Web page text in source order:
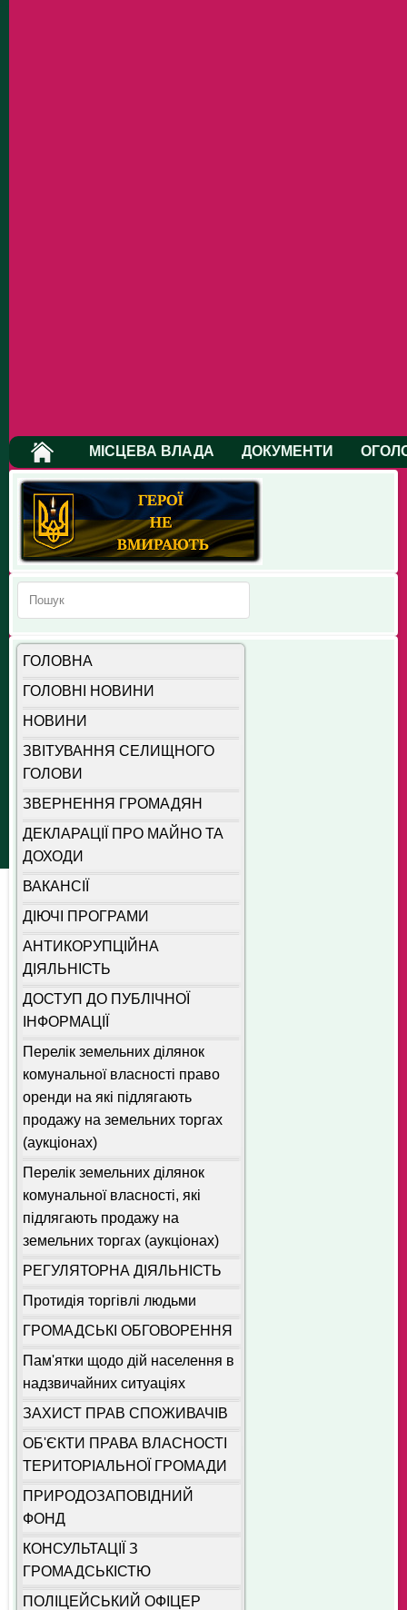
МІСЦЕВА ВЛАДА ДОКУМЕНТИ
ГОЛОВНА
ГОЛОВНІ НОВИНИ
НОВИНИ
ЗВІТУВАННЯ СЕЛИЩНОГО
ГОЛОВИ
ЗВЕРНЕННЯ ГРОМАДЯН
ДЕКЛАРАЦІЇ ПРО МАЙНО ТА
ДОХОДИ
ВАКАНСІЇ
ДІЮЧІ ПРОГРАМИ
АНТИКОРУПЦІЙНА
ДІЯЛЬНІСТЬ
ДОСТУП ДО ПУБЛІЧНОЇ
ІНФОРМАЦІЇ
Перелік земельних ділянок
комунальної власності право
оренди на які підлягають
продажу на земельних торгах
(аукціонах)
Перелік земельних ділянок
комунальної власності, які
підлягають продажу на
земельних торгах (аукціонах)
РЕГУЛЯТОРНА ДІЯЛЬНІСТЬ
Протидія торгівлі людьми
ГРОМАДСЬКІ ОБГОВОРЕННЯ
Пам'ятки щодо дій населення в
надзвичайних ситуаціях
ЗАХИСТ ПРАВ СПОЖИВАЧІВ
ОБ'ЄКТИ ПРАВА ВЛАСНОСТІ
ТЕРИТОРІАЛЬНОЇ ГРОМАДИ
ПРИРОДОЗАПОВІДНИЙ
ФОНД
КОНСУЛЬТАЦІЇ З
ГРОМАДСЬКІСТЮ
ПОЛІЦЕЙСЬКИЙ ОФІЦЕР